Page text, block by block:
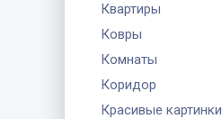
Квартиры
Ковры
Комнаты
Коридор
Красивые картинки